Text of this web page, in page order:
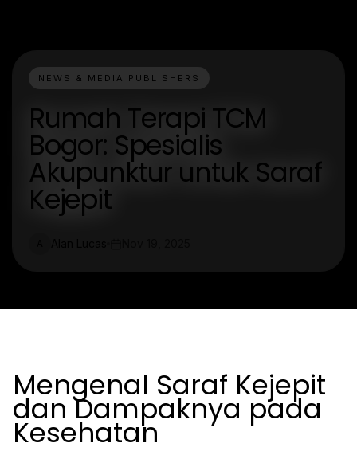
NEWS & MEDIA PUBLISHERS
Rumah Terapi TCM
Bogor: Spesialis
Akupunktur untuk Saraf
Kejepit
Mengenal Saraf Kejepit
dan Dampaknya pada
Kesehatan